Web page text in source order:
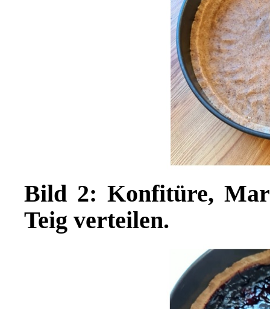
Bild 2: Konfitüre,
Teig verteilen.